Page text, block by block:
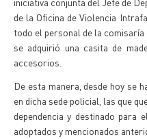
de la Oficina de Violencia
todo el personal de la comisaría
se adquirió una casita de
accesorios.
De esta manera, desde hoy se
en dicha sede policial, las que
dependencia y destinado para
adoptados y mencionados